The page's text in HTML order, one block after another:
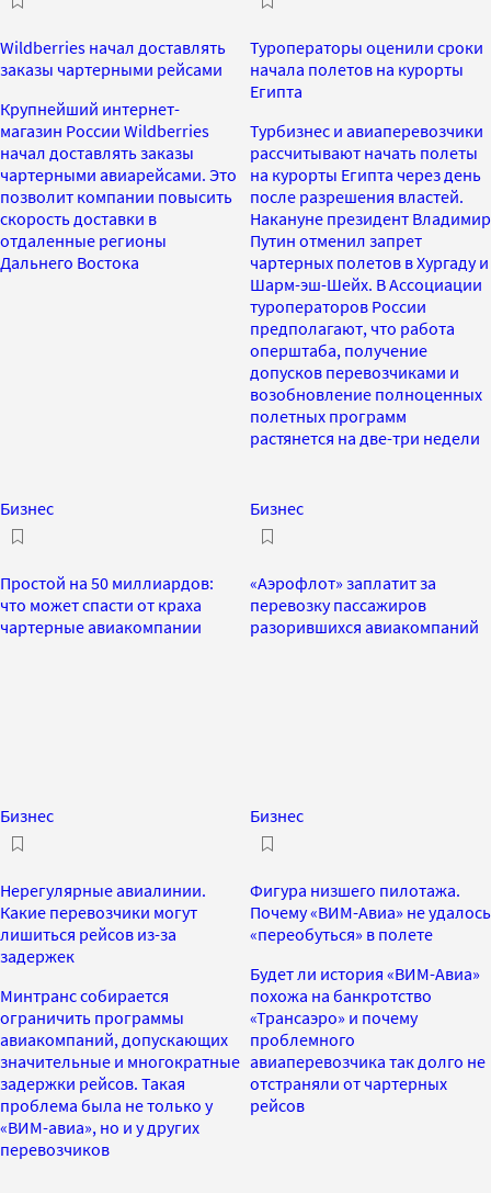
Wildberries начал доставлять
заказы чартерными рейсами
Крупнейший интернет-
магазин России Wildberries
начал доставлять заказы
чартерными авиарейсами. Это
позволит компании повысить
скорость доставки в
отдаленные регионы
Дальнего Востока
Туроператоры оценили сроки
начала полетов на курорты
Египта
Турбизнес и авиаперевозчики
рассчитывают начать полеты
на курорты Египта через день
после разрешения властей.
Накануне президент Владимир
Путин отменил запрет
чартерных полетов в Хургаду и
Шарм-эш-Шейх. В Ассоциации
туроператоров России
предполагают, что работа
оперштаба, получение
допусков перевозчиками и
возобновление полноценных
полетных программ
растянется на две-три недели
Бизнес
Простой на 50 миллиардов:
что может спасти от краха
чартерные авиакомпании
Бизнес
«Аэрофлот» заплатит за
перевозку пассажиров
разорившихся авиакомпаний
Бизнес
Нерегулярные авиалинии.
Какие перевозчики могут
лишиться рейсов из-за
задержек
Минтранс собирается
ограничить программы
авиакомпаний, допускающих
значительные и многократные
задержки рейсов. Такая
проблема была не только у
«ВИМ-авиа», но и у других
перевозчиков
Бизнес
Фигура низшего пилотажа.
Почему «ВИМ-Авиа» не удалось
«переобуться» в полете
Будет ли история «ВИМ-Авиа»
похожа на банкротство
«Трансаэро» и почему
проблемного
авиаперевозчика так долго не
отстраняли от чартерных
рейсов